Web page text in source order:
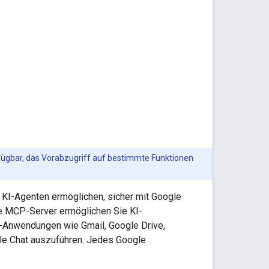
das Vorabzugriff auf bestimmte Funktionen
Agenten ermöglichen, sicher mit Google
MCP-Server ermöglichen Sie KI-
wie Gmail, Google Drive,
Chat auszuführen. Jedes Google